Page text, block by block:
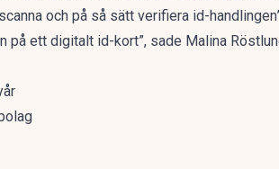
och på så sätt verifiera id-
på ett digitalt id-kort”, sade Malina